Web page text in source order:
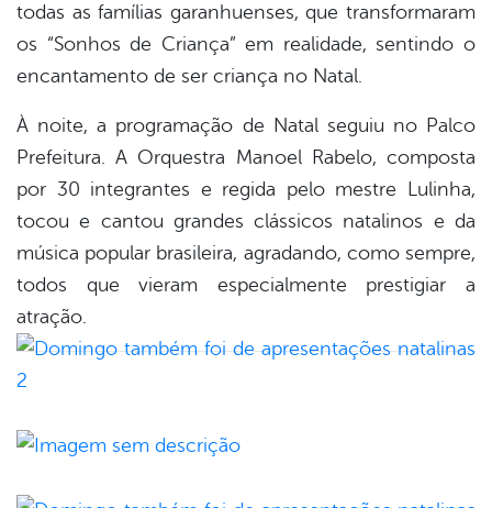
todas as famílias garanhuenses, que transformaram
os “Sonhos de Criança” em realidade, sentindo o
encantamento de ser criança no Natal.
À noite, a programação de Natal seguiu no Palco
Prefeitura. A Orquestra Manoel Rabelo, composta
por 30 integrantes e regida pelo mestre Lulinha,
tocou e cantou grandes clássicos natalinos e da
música popular brasileira, agradando, como sempre,
todos que vieram especialmente prestigiar a
atração.